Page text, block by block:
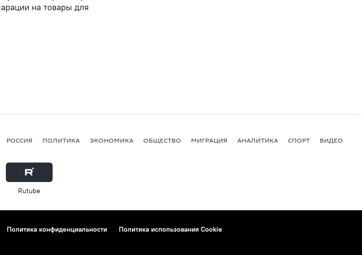
на товары для
РОССИЯ ПОЛИТИКА ЭКОНОМИКА ОБЩЕСТВО МИГРАЦИЯ АНАЛИТИКА СПОРТ ВИДЕО
Rutube
Политика конфиденциальности
Политика использования Cookie